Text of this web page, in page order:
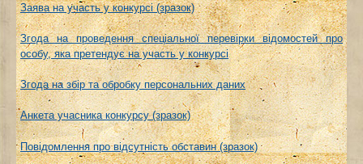
Заява на участь у конкурсі (зразок)
Згода на проведення спеціальної перевірки відомостей про
особу, яка претендує на участь у конкурсі
Згода на збір та обробку персональних даних
Анкета учасника конкурсу (зразок)
Повідомлення про відсутність обставин (зразок)